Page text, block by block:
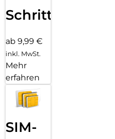
Schritten
ab 9,99 €
inkl. MwSt.
Mehr
erfahren
SIM-